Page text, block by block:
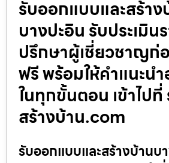
รับออกแบบและสร้าง
บางปะอิน รับประเมิน
ปรึกษาผู้เชี่ยวชาญก่
ฟรี พร้อมให้คำแนะนำ
ในทุกขั้นตอน เข้าไปที่
สร้างบ้าน.com
รับออกแบบและสร้างบ้านบ